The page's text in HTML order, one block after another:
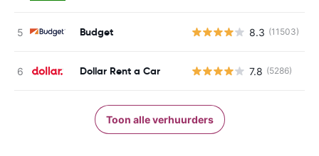
Budget 8.3 (11503)
Dollar Rent a Car 7.8 (5286)
Toon alle verhuurders